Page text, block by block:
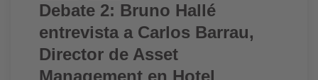
Debate 2: Bruno Hallé
entrevista a Carlos Barrau,
Director de Asset
Management en Hotel